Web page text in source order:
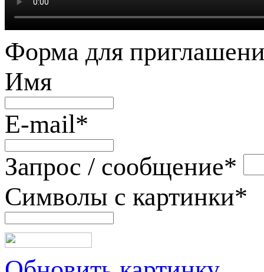
Форма для
Имя
E-mail*
Запрос / сообщение*
Символы с картинки*